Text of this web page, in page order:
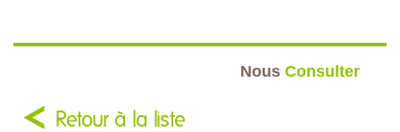
Nous Consulter
Retour à la liste